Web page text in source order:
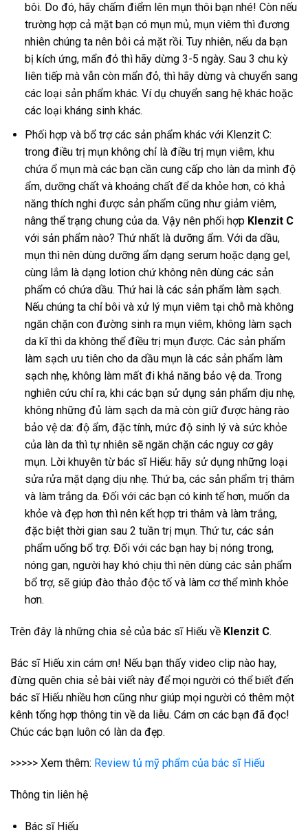
bôi. Do đó, hãy chấm điểm lên mụn thôi bạn nhé! Còn nếu
trường hợp cả mặt bạn có mụn mủ, mụn viêm thì đương
nhiên chúng ta nên bôi cả mặt rồi. Tuy nhiên, nếu da bạn
bị kích ứng, mẩn đỏ thì hãy dừng 3-5 ngày. Sau 3 chu kỳ
liên tiếp mà vẫn còn mẩn đỏ, thì hãy dừng và chuyển sang
các loại sản phẩm khác. Ví dụ chuyển sang hệ khác hoặc
các loại kháng sinh khác.
Phối hợp và bổ trợ các sản phẩm khác với Klenzit C:
trong điều trị mụn không chỉ là điều trị mụn viêm, khu
chứa ổ mụn mà các bạn cần cung cấp cho làn da mình độ
ẩm, dưỡng chất và khoáng chất để da khỏe hơn, có khả
năng thích nghi được sản phẩm cũng như giảm viêm,
nâng thể trạng chung của da. Vậy nên phối hợp Klenzit C
với sản phẩm nào? Thứ nhất là dưỡng ẩm. Với da dầu,
mụn thì nên dùng dưỡng ẩm dạng serum hoặc dạng gel,
cùng lắm là dạng lotion chứ không nên dùng các sản
phẩm có chứa dầu. Thứ hai là các sản phẩm làm sạch.
Nếu chúng ta chỉ bôi và xử lý mụn viêm tại chỗ mà không
ngăn chặn con đường sinh ra mụn viêm, không làm sạch
da kĩ thì da không thể điều trị mụn được. Các sản phẩm
làm sạch ưu tiên cho da dầu mụn là các sản phẩm làm
sạch nhẹ, không làm mất đi khả năng bảo vệ da. Trong
nghiên cứu chỉ ra, khi các bạn sử dụng sản phẩm dịu nhẹ,
không những đủ làm sạch da mà còn giữ được hàng rào
bảo vệ da: độ ẩm, đặc tính, mức độ sinh lý và sức khỏe
của làn da thì tự nhiên sẽ ngăn chặn các nguy cơ gây
mụn. Lời khuyên từ bác sĩ Hiếu: hãy sử dụng những loại
sửa rửa mặt dạng dịu nhẹ. Thứ ba, các sản phẩm trị thâm
và làm trắng da. Đối với các bạn có kinh tế hơn, muốn da
khỏe và đẹp hơn thì nên kết hợp tri thâm và làm trắng,
đặc biệt thời gian sau 2 tuần trị mụn. Thứ tư, các sản
phẩm uống bổ trợ. Đối với các bạn hay bị nóng trong,
nóng gan, người hay khó chịu thì nên dùng các sản phẩm
bổ trợ, sẽ giúp đào thảo độc tố và làm cơ thể mình khỏe
hơn.
Trên đây là những chia sẻ của bác sĩ Hiếu về Klenzit C.
Bác sĩ Hiếu xin cám ơn! Nếu bạn thấy video clip nào hay,
đừng quên chia sẻ bài viết này để mọi người có thể biết đến
bác sĩ Hiếu nhiều hơn cũng như giúp mọi người có thêm một
kênh tổng hợp thông tin về da liễu. Cám ơn các bạn đã đọc!
Chúc các bạn luôn có làn da đẹp.
>>>>> Xem thêm: Review tủ mỹ phẩm của bác sĩ Hiếu
Thông tin liên hệ
Bác sĩ Hiếu